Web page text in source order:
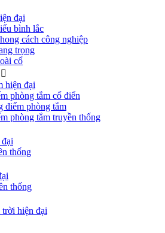
đại
bình lắc
cách công nghiệp
trọng
cổ

hiện đại
phòng tắm cổ điển
điểm phòng tắm
phòng tắm truyền thống
thống
thống
hiện đại